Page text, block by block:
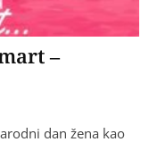
–
dan žena kao